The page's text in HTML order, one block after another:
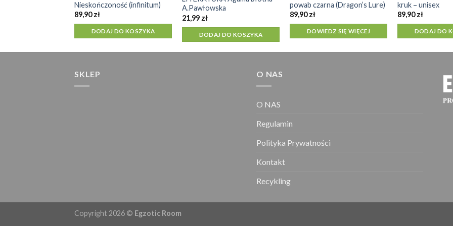
Nieskończoność (infinitum)
89,90zł
DODAJ DO KOSZYKA
A.Pawłowska
21,99 zł
DODAJ DO KOSZYKA
powab czarna (Dragon’s Lure)
89,90zł
DOWIEDZ SIĘ WIĘCEJ
kruk – unisex
89,90zł
DODAJ DO
SKLEP O NAS
O NAS
Regulamin
Polityka Prywatności
Kontakt
Recykling
Copyright 2026 © Egzotic Room